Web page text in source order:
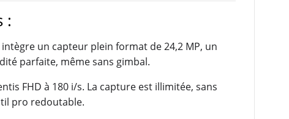
:
un capteur plein format de 24,2 MP, un
parfaite, même sans gimbal.
FHD à 180 i/s. La capture est illimitée, sans
pro redoutable.